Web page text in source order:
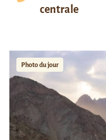
centrale
Photo du jour